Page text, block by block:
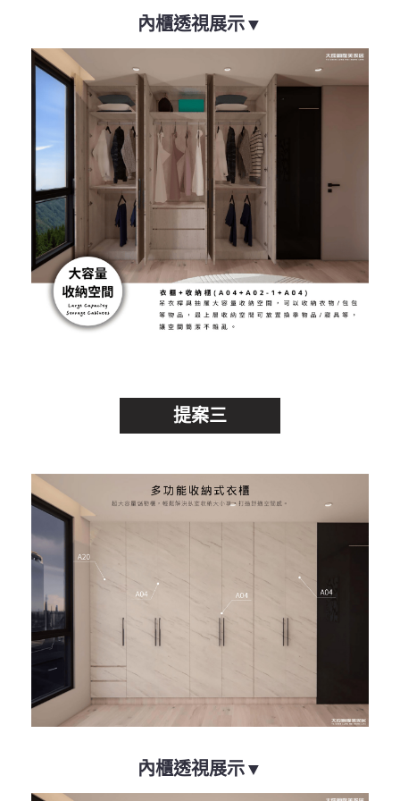
內櫃透視展示▼
提案三
內櫃透視展示▼